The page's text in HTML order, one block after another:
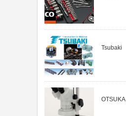
Tsubaki
OTSUKA